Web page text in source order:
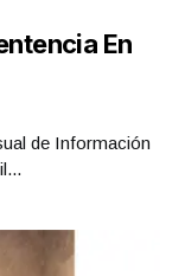
En
de Información